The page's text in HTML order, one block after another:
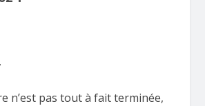
n’est pas tout à fait terminée,